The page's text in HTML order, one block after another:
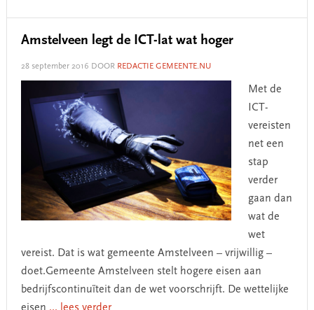
Amstelveen legt de ICT-lat wat hoger
28 september 2016 DOOR REDACTIE GEMEENTE.NU
Met de
ICT-
vereisten
net een
stap
verder
gaan dan
wat de
wet
vereist. Dat is wat gemeente Amstelveen – vrijwillig –
doet.Gemeente Amstelveen stelt hogere eisen aan
bedrijfscontinuïteit dan de wet voorschrijft. De wettelijke